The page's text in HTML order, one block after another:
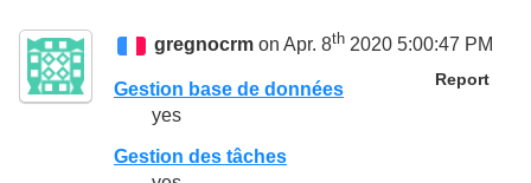
gregnocrm on Apr. 8th 2020 5:00:47 PM
Report
Gestion base de données
yes
Gestion des tâches